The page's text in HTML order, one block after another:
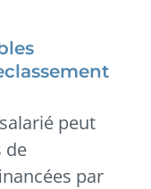
peut
de
par